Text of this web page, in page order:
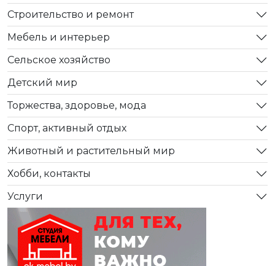
Строительство и ремонт
Мебель и интерьер
Сельское хозяйство
Детский мир
Торжества, здоровье, мода
Спорт, активный отдых
Животный и растительный мир
Хобби, контакты
Услуги